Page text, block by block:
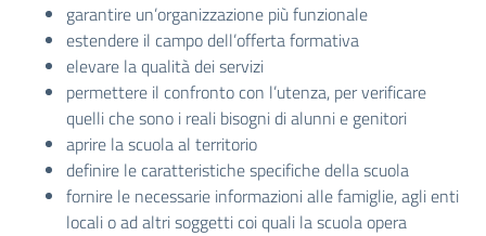
garantire un’organizzazione più funzionale
estendere il campo dell’offerta formativa
elevare la qualità dei servizi
permettere il confronto con l’utenza, per verificare
quelli che sono i reali bisogni di alunni e genitori
aprire la scuola al territorio
definire le caratteristiche specifiche della scuola
fornire le necessarie informazioni alle famiglie, agli enti
locali o ad altri soggetti coi quali la scuola opera